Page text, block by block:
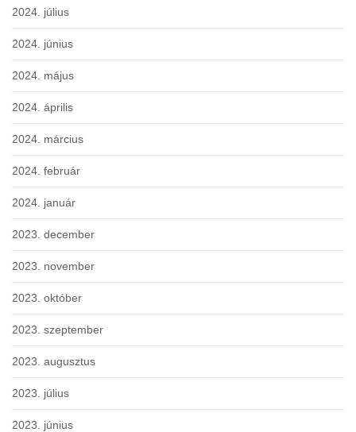
2024. július
2024. június
2024. május
2024. április
2024. március
2024. február
2024. január
2023. december
2023. november
2023. október
2023. szeptember
2023. augusztus
2023. július
2023. június